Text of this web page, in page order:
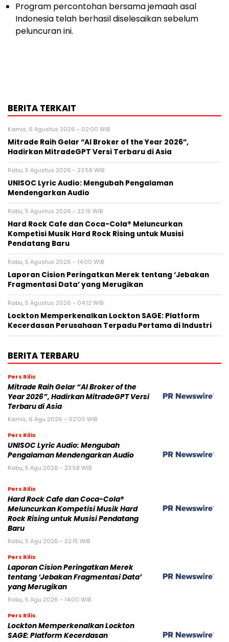
Program percontohan bersama jemaah asal
Indonesia telah berhasil diselesaikan sebelum
peluncuran ini.
BERITA TERKAIT
Kamis, 6 Agustus 2026 - 02:00 WIB
Mitrade Raih Gelar “AI Broker of the Year 2026”,
Hadirkan MitradeGPT Versi Terbaru di Asia
Rabu, 5 Agustus 2026 - 23:58 WIB
UNISOC Lyric Audio: Mengubah Pengalaman
Mendengarkan Audio
Rabu, 5 Agustus 2026 - 22:15 WIB
Hard Rock Cafe dan Coca-Cola® Meluncurkan
Kompetisi Musik Hard Rock Rising untuk Musisi
Pendatang Baru
Rabu, 5 Agustus 2026 - 14:00 WIB
Laporan Cision Peringatkan Merek tentang ‘Jebakan
Fragmentasi Data’ yang Merugikan
Rabu, 5 Agustus 2026 - 04:12 WIB
Lockton Memperkenalkan Lockton SAGE: Platform
Kecerdasan Perusahaan Terpadu Pertama di Industri
BERITA TERBARU
Pers Rilis
Mitrade Raih Gelar “AI Broker of the
Year 2026”, Hadirkan MitradeGPT Versi
Terbaru di Asia
Kamis, 6 Agu 2026 - 02:00 WIB
Pers Rilis
UNISOC Lyric Audio: Mengubah
Pengalaman Mendengarkan Audio
Rabu, 5 Agu 2026 - 23:58 WIB
Pers Rilis
Hard Rock Cafe dan Coca-Cola®
Meluncurkan Kompetisi Musik Hard
Rock Rising untuk Musisi Pendatang
Baru
Rabu, 5 Agu 2026 - 22:15 WIB
Pers Rilis
Laporan Cision Peringatkan Merek
tentang ‘Jebakan Fragmentasi Data’
yang Merugikan
Rabu, 5 Agu 2026 - 14:00 WIB
Pers Rilis
Lockton Memperkenalkan Lockton
SAGE: Platform Kecerdasan